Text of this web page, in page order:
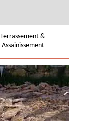
Terrassement &
Assainissement